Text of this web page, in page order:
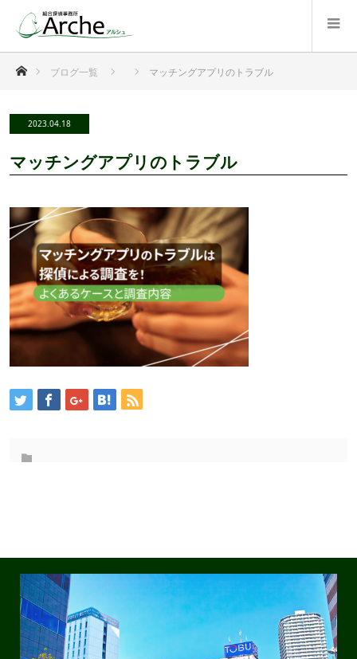
ホームブログ一覧 マッチングアプリのトラブル
2023.04.18
マッチングアプリのトラブル